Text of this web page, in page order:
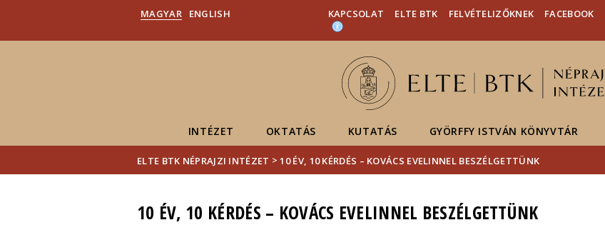
Hírek
Események
ELTE a
sajtóban
MAGYAR ENGLISH KAPCSOLAT ELTE BTK FELVÉTELIZŐKNEK FACEBOOK
INTÉZET OKTATÁS KUTATÁS GYÖRFFY ISTVÁN KÖNYVTÁR
ELTE BTK NÉPRAJZI INTÉZET >10 ÉV, 10 KÉRDÉS – KOVÁCS EVELINNEL BESZÉLGETTÜNK
10 ÉV, 10 KÉRDÉS – KOVÁCS EVELINNEL BESZÉLGETTÜNK